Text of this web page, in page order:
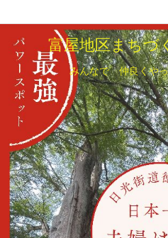
富屋地区まちづ
みんなで 仲良くや